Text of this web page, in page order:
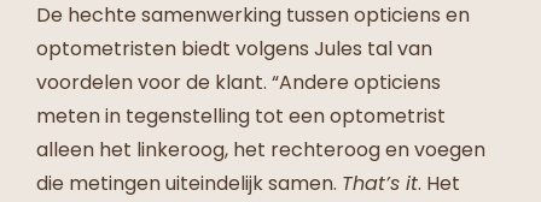
De hechte samenwerking tussen opticiens en
optometristen biedt volgens Jules tal van
voordelen voor de klant. “Andere opticiens
meten in tegenstelling tot een optometrist
alleen het linkeroog, het rechteroog en voegen
die metingen uiteindelijk samen. That’s it. Het